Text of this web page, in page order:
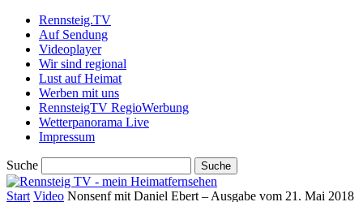
Rennsteig.TV
Auf Sendung
Videoplayer
Wir sind regional
Lust auf Heimat
Werben mit uns
RennsteigTV RegioWerbung
Wetterpanorama Live
Impressum
Suche
Start Video Nonsenf mit Daniel Ebert – Ausgabe vom 21. Mai 2018